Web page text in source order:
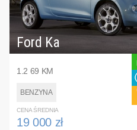
Ford Ka
1.2 69 KM
BENZYNA
CENA ŚREDNIA
19 000 zł